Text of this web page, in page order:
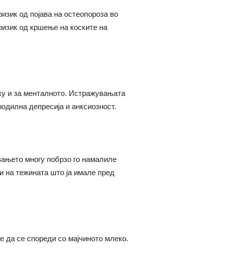
од појава на остеопороза во
од кршење на коските на
и за менталното. Истражувањата
депресија и анксиозност.
многу побрзо го намалиле
на тежината што ја имале пред
се спореди со мајчиното млеко.